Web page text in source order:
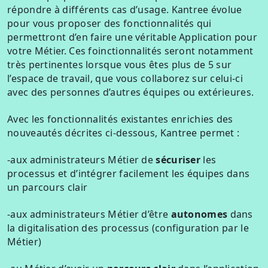
répondre à différents cas d’usage. Kantree évolue
pour vous proposer des fonctionnalités qui
permettront d’en faire une véritable Application pour
votre Métier. Ces foinctionnalités seront notamment
très pertinentes lorsque vous êtes plus de 5 sur
l’espace de travail, que vous collaborez sur celui-ci
avec des personnes d’autres équipes ou extérieures.
A vec les fonctionnalités existantes enrichies des
nouveautés décrites ci-dessous, Kantree permet :
-aux administrateurs Métier desécuriser les
processus et d’intégrer facilement les équipes dans
un parcours clair
-aux administrateurs Métier d’être autonomes dans
la digitalisation des processus (configuration par le
Métier)